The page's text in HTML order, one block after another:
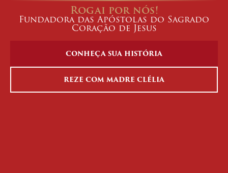
Rogai por nós!
Fundadora das Apóstolas do Sagrado
Coração de Jesus
CONHEÇA SUA HISTÓRIA
REZE COM MADRE CLÉLIA